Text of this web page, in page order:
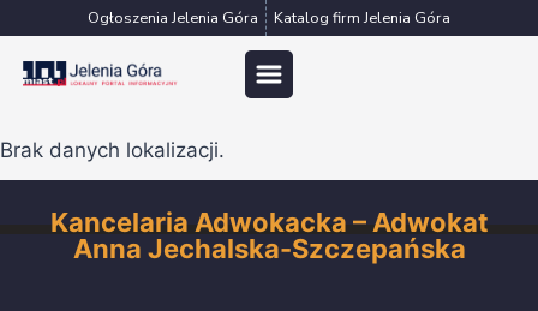
do
treści
Ogłoszenia Jelenia Góra Katalog firm Jelenia Góra
Brak danych lokalizacji.
Kancelaria Adwokacka – Adwokat
Anna Jechalska-Szczepańska